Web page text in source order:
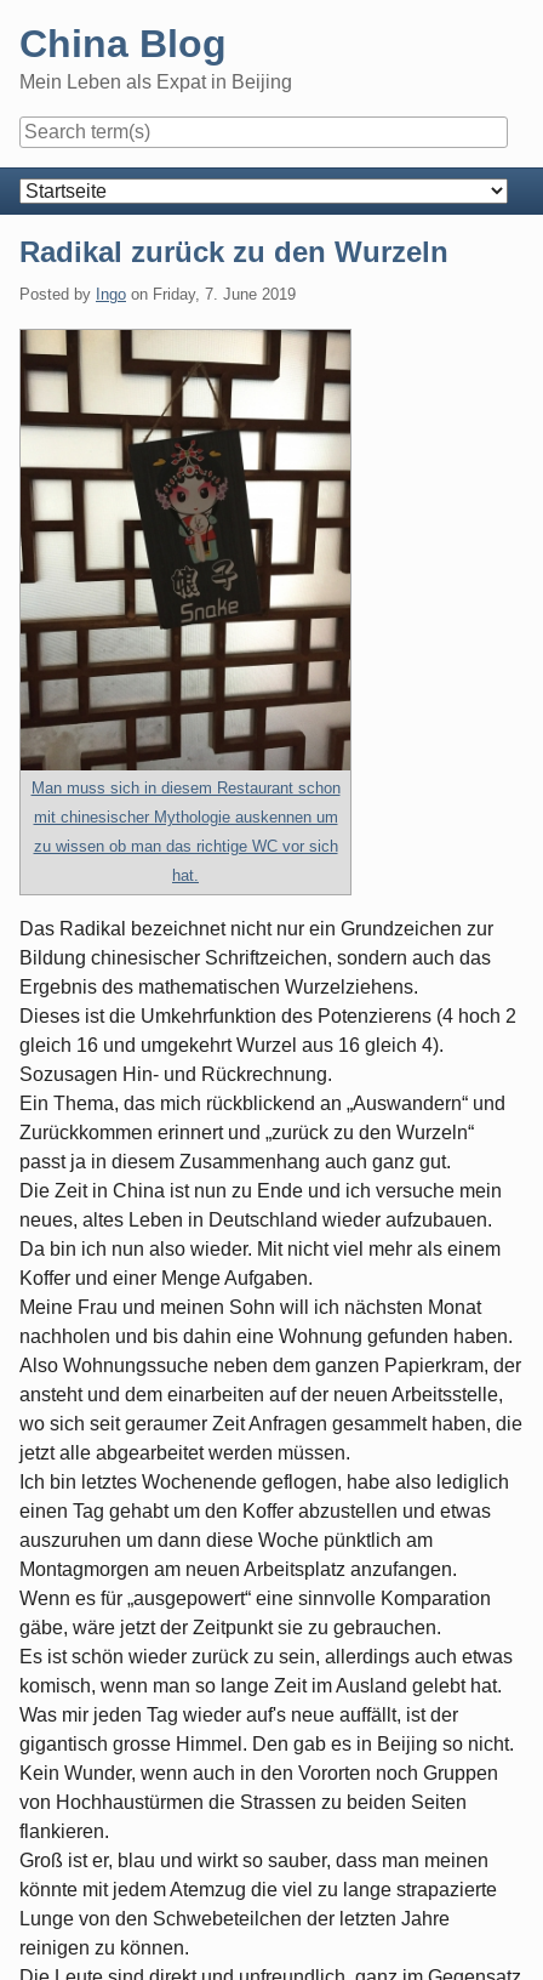
content
China Blog
Mein Leben als Expat in Beijing
Navigation
Radikal zurück zu den Wurzeln
Posted by Ingo on Friday, 7. June 2019
Man muss sich in diesem Restaurant schon
mit chinesischer Mythologie auskennen um
zu wissen ob man das richtige WC vor sich
hat.
Das Radikal bezeichnet nicht nur ein Grundzeichen zur
Bildung chinesischer Schriftzeichen, sondern auch das
Ergebnis des mathematischen Wurzelziehens.
Dieses ist die Umkehrfunktion des Potenzierens (4 hoch 2
gleich 16 und umgekehrt Wurzel aus 16 gleich 4).
Sozusagen Hin- und Rückrechnung.
Ein Thema, das mich rückblickend an „Auswandern“ und
Zurückkommen erinnert und „zurück zu den Wurzeln“
passt ja in diesem Zusammenhang auch ganz gut.
Die Zeit in China ist nun zu Ende und ich versuche mein
neues, altes Leben in Deutschland wieder aufzubauen.
Da bin ich nun also wieder. Mit nicht viel mehr als einem
Koffer und einer Menge Aufgaben.
Meine Frau und meinen Sohn will ich nächsten Monat
nachholen und bis dahin eine Wohnung gefunden haben.
Also Wohnungssuche neben dem ganzen Papierkram, der
ansteht und dem einarbeiten auf der neuen Arbeitsstelle,
wo sich seit geraumer Zeit Anfragen gesammelt haben, die
jetzt alle abgearbeitet werden müssen.
Ich bin letztes Wochenende geflogen, habe also lediglich
einen Tag gehabt um den Koffer abzustellen und etwas
auszuruhen um dann diese Woche pünktlich am
Montagmorgen am neuen Arbeitsplatz anzufangen.
Wenn es für „ausgepowert“ eine sinnvolle Kom­pa­ra­ti­on
gäbe, wäre jetzt der Zeitpunkt sie zu gebrauchen.
Es ist schön wieder zurück zu sein, allerdings auch etwas
komisch, wenn man so lange Zeit im Ausland gelebt hat.
Was mir jeden Tag wieder auf's neue auffällt, ist der
gigantisch grosse Himmel. Den gab es in Beijing so nicht.
Kein Wunder, wenn auch in den Vororten noch Gruppen
von Hochhaustürmen die Strassen zu beiden Seiten
flankieren.
Groß ist er, blau und wirkt so sauber, dass man meinen
könnte mit jedem Atemzug die viel zu lange strapazierte
Lunge von den Schwebeteilchen der letzten Jahre
reinigen zu können.